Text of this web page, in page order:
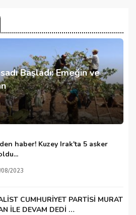
Başladı: Emeğin ve
haber! Kuzey Irak'ta 5 asker
08/2023
CUMHURİYET PARTİSİ MURAT
İLE DEVAM DEDİ …